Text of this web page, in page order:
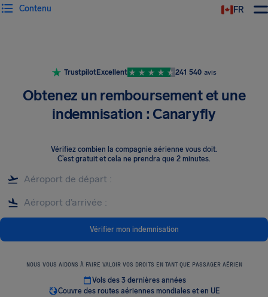
FR
Contenu
TrustpilotExcellent 241 540 avis
Obtenez un remboursement et une
indemnisation : Canaryfly
Vérifiez combien la compagnie aérienne vous doit.
C’est gratuit et cela ne prendra que 2 minutes.
Vérifier mon indemnisation
NOUS VOUS AIDONS À FAIRE VALOIR VOS DROITS EN TANT QUE PASSAGER AÉRIEN
Vols des 3 dernières années
Couvre des routes aériennes mondiales et en UE